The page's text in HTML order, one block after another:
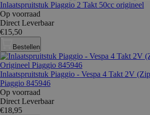
Inlaatspruitstuk Piaggio 2 Takt 50cc origineel
Op voorraad
Direct Leverbaar
€15,50
Bestellen
Inlaatspruitstuk Piaggio - Vespa 4 Takt 2V
Piaggio 845946
Op voorraad
Direct Leverbaar
€18,95